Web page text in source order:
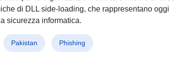
di DLL side-loading, che rappresentano oggi
sicurezza informatica.
Pakistan Phishing